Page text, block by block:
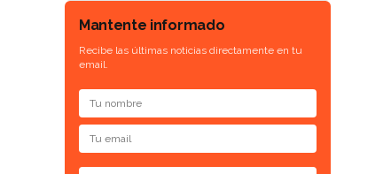
Mantente informado
Recibe las últimas noticias directamente en tu
email.